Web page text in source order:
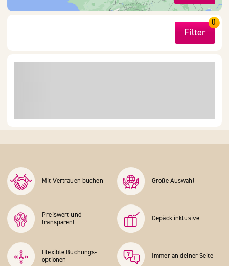
Filter
0
Mit Vertrauen buchen Große Auswahl
Preiswert und
transparent
Gepäck inklusive
Flexible Buchungs­
optionen
Immer an deiner Seite